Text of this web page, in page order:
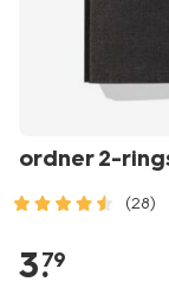
ordner 2-
(28)
kantoor/mappen-
ordners/ordner-
3.
79